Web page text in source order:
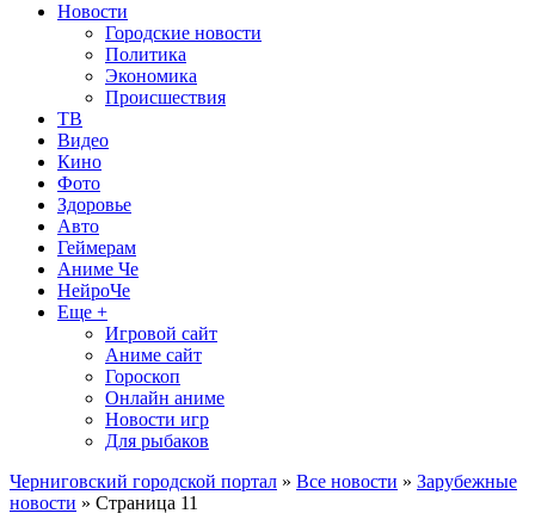
Новости
Городские новости
Политика
Экономика
Происшествия
ТВ
Видео
Кино
Фото
Здоровье
Авто
Геймерам
Аниме Че
НейроЧе
Еще +
Игровой сайт
Аниме сайт
Гороскоп
Онлайн аниме
Новости игр
Для рыбаков
Черниговский городской портал » Все новости » Зарубежные
новости » Страница 11